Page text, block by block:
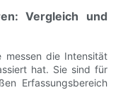
Vergleich und
messen die Intensität
hat. Sie sind für
Erfassungsbereich